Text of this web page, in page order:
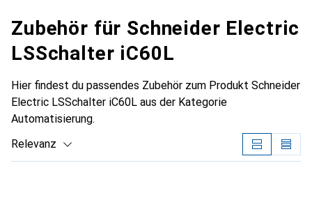
Zubehör für Schneider Electric
LSSchalter iC60L
Hier findest du passendes Zubehör zum Produkt Schneider
Electric LSSchalter iC60L aus der Kategorie
Automatisierung.
Relevanz